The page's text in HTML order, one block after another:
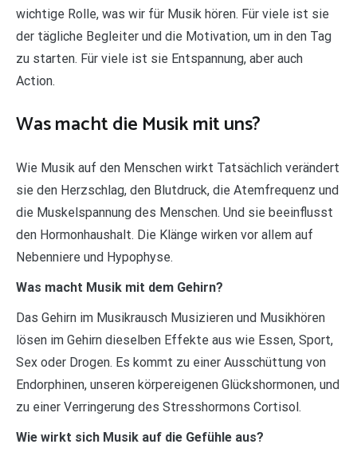
wichtige Rolle, was wir für Musik hören. Für viele ist sie
der tägliche Begleiter und die Motivation, um in den Tag
zu starten. Für viele ist sie Entspannung, aber auch
Action.
Was macht die Musik mit uns?
Wie Musik auf den Menschen wirkt Tatsächlich verändert
sie den Herzschlag, den Blutdruck, die Atemfrequenz und
die Muskelspannung des Menschen. Und sie beeinflusst
den Hormonhaushalt. Die Klänge wirken vor allem auf
Nebenniere und Hypophyse.
Was macht Musik mit dem Gehirn?
Das Gehirn im Musikrausch Musizieren und Musikhören
lösen im Gehirn dieselben Effekte aus wie Essen, Sport,
Sex oder Drogen. Es kommt zu einer Ausschüttung von
Endorphinen, unseren körpereigenen Glückshormonen, und
zu einer Verringerung des Stresshormons Cortisol.
Wie wirkt sich Musik auf die Gefühle aus?